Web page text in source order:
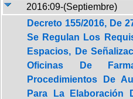
2016:09-(Septiembre)
Decreto 155/2016, De
Se Regulan Los
Espacios, De
Oficinas De
Procedimientos De
Para La Elaboración